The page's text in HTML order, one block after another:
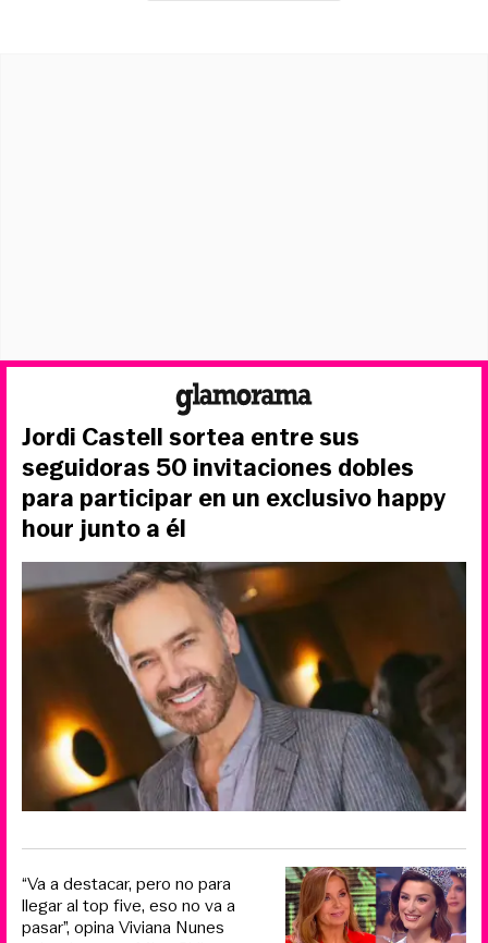
Jordi Castell sortea entre sus
seguidoras 50 invitaciones dobles
para participar en un exclusivo happy
hour junto a él
“Va a destacar, pero no para
llegar al top five, eso no va a
pasar”, opina Viviana Nunes